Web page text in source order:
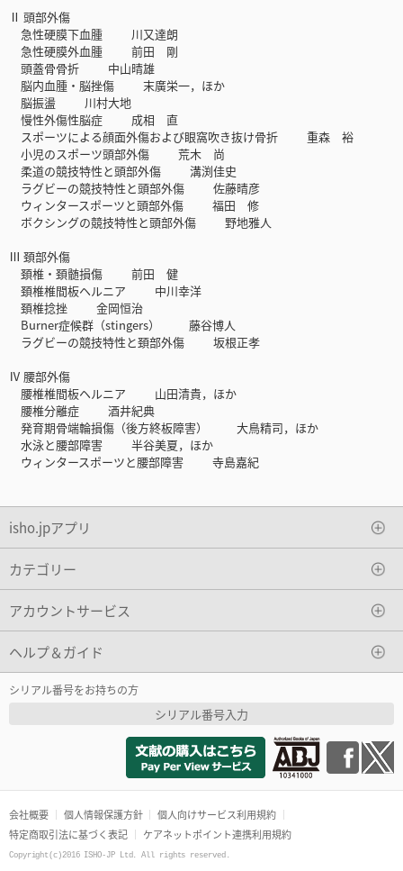
Ⅱ 頭部外傷
急性硬膜下血腫 川又達朗
急性硬膜外血腫 前田 剛
頭蓋骨骨折 中山晴雄
脳内血腫・脳挫傷 末廣栄一，ほか
脳振盪 川村大地
慢性外傷性脳症 成相 直
スポーツによる顔面外傷および眼窩吹き抜け骨折 重森 裕
小児のスポーツ頭部外傷 荒木 尚
柔道の競技特性と頭部外傷 溝渕佳史
ラグビーの競技特性と頭部外傷 佐藤晴彦
ウィンタースポーツと頭部外傷 福田 修
ボクシングの競技特性と頭部外傷 野地雅人
Ⅲ 頚部外傷
頚椎・頚髄損傷 前田 健
頚椎椎間板ヘルニア 中川幸洋
頚椎捻挫 金岡恒治
Burner症候群（stingers） 藤谷博人
ラグビーの競技特性と頚部外傷 坂根正孝
Ⅳ 腰部外傷
腰椎椎間板ヘルニア 山田清貴，ほか
腰椎分離症 酒井紀典
発育期骨端輪損傷（後方終板障害） 大鳥精司，ほか
水泳と腰部障害 半谷美夏，ほか
ウィンタースポーツと腰部障害 寺島嘉紀
isho.jpアプリ
カテゴリー
アカウントサービス
ヘルプ＆ガイド
シリアル番号をお持ちの方
シリアル番号入力
会社概要 個人情報保護方針
個人向けサービス利用規約
特定商取引法に基づく表記
ケアネットポイント連携利用規約
Copyright(c)2016 ISHO-JP Ltd. All rights reserved.